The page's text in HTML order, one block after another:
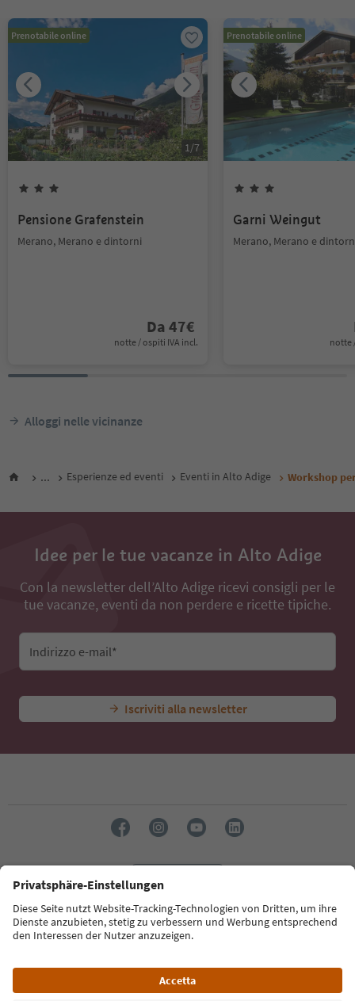
Prenotabile online
1/7
Pensione Grafenstein
Merano, Merano e dintorni
Da 47€
notte / ospiti IVA incl.
Prenotabile online
Garni Weingut
Merano, Merano e
notte
Alloggi nelle vicinanze
... Esperienze ed eventi Eventi in Alto Adige Workshop
Idee per le tue vacanze in Alto Adige
Con la newsletter dell’Alto Adige ricevi consigli per le
tue vacanze, eventi da non perdere e ricette tipiche.
Indirizzo e-mail*
Iscriviti alla newsletter
Südtirol Guide App